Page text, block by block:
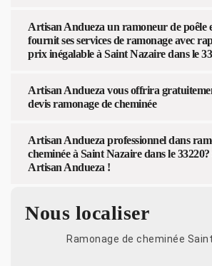
Artisan Andueza un ramoneur de poêle
fournit ses services de ramonage avec
prix inégalable à Saint Nazaire dans le
Artisan Andueza vous offrira
devis ramonage de cheminée
Artisan Andueza professionnel dans
cheminée à Saint Nazaire dans le
Artisan Andueza !
Nous localiser
Ramonage de cheminée